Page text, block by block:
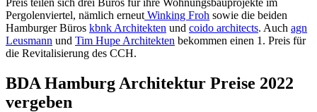
Pergolenviertel, nämlich erneut Winking Froh sowie die beiden
Hamburger Büros kbnk Architekten und coido architects. Auch agn
Leusmann und Tim Hupe Architekten bekommen einen 1. Preis für
die Revitalisierung des CCH.
BDA Hamburg Architektur Preise 2022
vergeben